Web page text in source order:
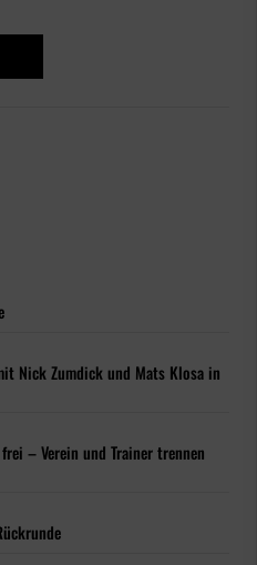
Nick Zumdick und Mats Klosa in
– Verein und Trainer trennen